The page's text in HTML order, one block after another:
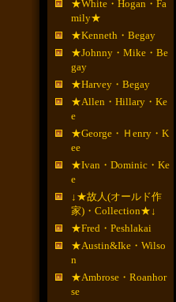
★White・Hogan・Fa
mily★
★Kenneth・Begay
★Johnny・Mike・Be
gay
★Harvey・Begay
★Allen・Hillary・Ke
e
★George・Ｈenry・K
ee
★Ivan・Dominic・Ke
e
↓★故人(オールド作
家)・Collection★↓
★Fred・Peshlakai
★Austin&Ike・Wilso
n
★Ambrose・Roanhor
se